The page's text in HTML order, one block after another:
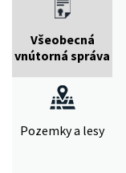
Všeobecná
vnútorná správa
Pozemky a lesy